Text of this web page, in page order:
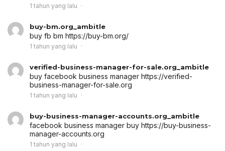
1 tahun yang lalu
buy-bm.org_ambitle
buy fb bm https://buy-bm.org/
1 tahun yang lalu
verified-business-manager-for-sale.org_ambitle
buy facebook business manager https://verified-
business-manager-for-sale.org
1 tahun yang lalu
buy-business-manager-accounts.org_ambitle
facebook business manager buy https://buy-business-
manager-accounts.org
1 tahun yang lalu